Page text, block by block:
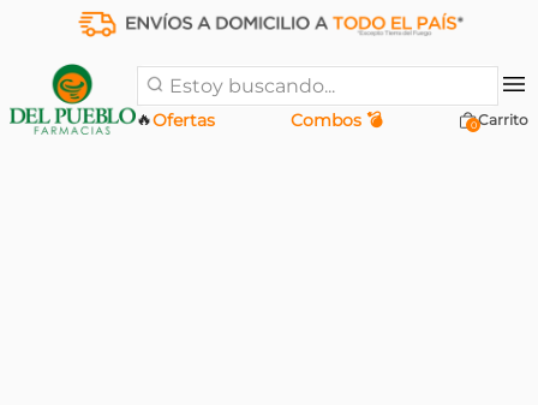
Estoy buscando...
Ofertas
🔥 Combos 💣 0